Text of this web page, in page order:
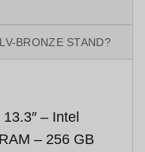
BRONZE STAND?
– Intel
– 256 GB